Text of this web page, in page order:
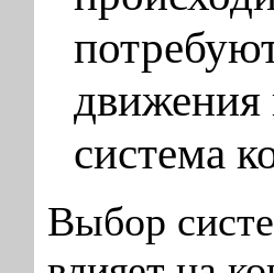
движения
система
Выбор